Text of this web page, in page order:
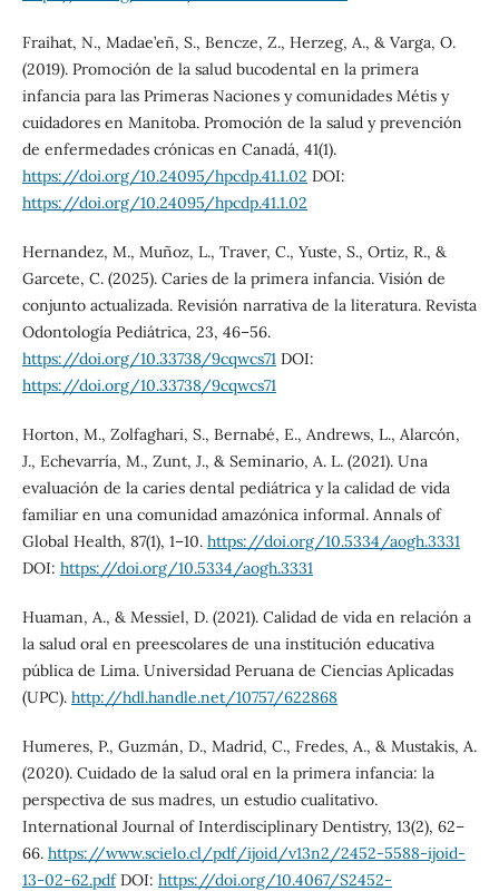
Fraihat, N., Madae’eñ, S., Bencze, Z., Herzeg, A., & Varga, O.
(2019). Promoción de la salud bucodental en la primera
infancia para las Primeras Naciones y comunidades Métis y
cuidadores en Manitoba. Promoción de la salud y prevención
de enfermedades crónicas en Canadá, 41(1).
https://doi.org/10.24095/hpcdp.41.1.02 DOI:
https://doi.org/10.24095/hpcdp.41.1.02
Hernandez, M., Muñoz, L., Traver, C., Yuste, S., Ortiz, R., &
Garcete, C. (2025). Caries de la primera infancia. Visión de
conjunto actualizada. Revisión narrativa de la literatura. Revista
Odontología Pediátrica, 23, 46–56.
https://doi.org/10.33738/9cqwcs71DOI:
https://doi.org/10.33738/9cqwcs71
Horton, M., Zolfaghari, S., Bernabé, E., Andrews, L., Alarcón,
J., Echevarría, M., Zunt, J., & Seminario, A. L. (2021). Una
evaluación de la caries dental pediátrica y la calidad de vida
familiar en una comunidad amazónica informal. Annals of
Global Health, 87(1), 1–10. https://doi.org/10.5334/aogh.3331
DOI: https://doi.org/10.5334/aogh.3331
Huaman, A., & Messiel, D. (2021). Calidad de vida en relación a
la salud oral en preescolares de una institución educativa
pública de Lima. Universidad Peruana de Ciencias Aplicadas
(UPC). http://hdl.handle.net/10757/622868
Humeres, P., Guzmán, D., Madrid, C., Fredes, A., & Mustakis, A.
(2020). Cuidado de la salud oral en la primera infancia: la
perspectiva de sus madres, un estudio cualitativo.
International Journal of Interdisciplinary Dentistry, 13(2), 62–
66. https://www.scielo.cl/pdf/ijoid/v13n2/2452-5588-ijoid-
13-02-62.pdfDOI: https://doi.org/10.4067/S2452-